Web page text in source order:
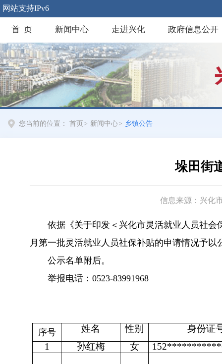
网站支持IPv6
首 页 新闻中心 走进兴化 政府信息公开
您当前的位置： 首页 > 新闻中心> 乡镇公告
垛田街
信息来源：兴化
依据《关于印发＜兴化市灵活就业人员社会
月第一批灵活就业人员社保补贴的申请情况予以
公示名单附后。
举报电话：0523-83991968
序号 姓名 性别
身份证
1
孙红梅 女